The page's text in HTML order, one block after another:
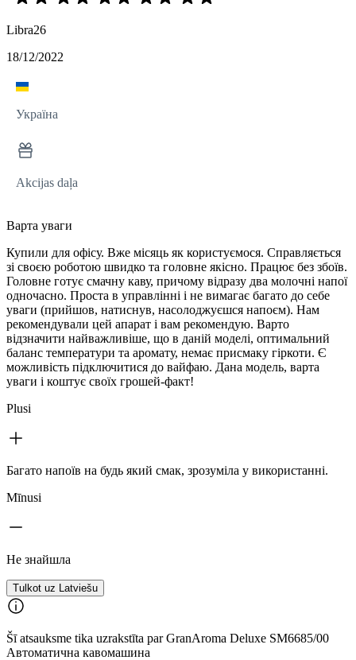
Libra26
18/12/2022
Україна
Akcijas daļa
Варта уваги
Купили для офісу. Вже місяць як користуємося. Справляється
зі своєю роботою швидко та головне якісно. Працює без збоїв.
Головне готує смачну каву, причому відразу два молочні напої
одночасно. Проста в управлінні і не вимагає багато до себе
уваги (прийшов, натиснув, насолоджуєшся напоєм). Нам
рекомендували цей апарат і вам рекомендую. Варто
відзначити найважливіше, що в даній моделі, оптимальний
баланс температури та аромату, немає присмаку гіркоти. Є
можливість підключитися до вайфаю. Дана модель, варта
уваги і коштує своїх грошей-факт!
Plusi
Багато напоїв на будь який смак, зрозуміла у використанні.
Mīnusi
Не знайшла
Tulkot uz Latviešu
Šī atsauksme tika uzrakstīta par GranAroma Deluxe SM6685/00
Автоматична кавомашина